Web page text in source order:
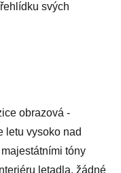
svých
obrazová -
letu vysoko nad
tóny
letadla, žádné